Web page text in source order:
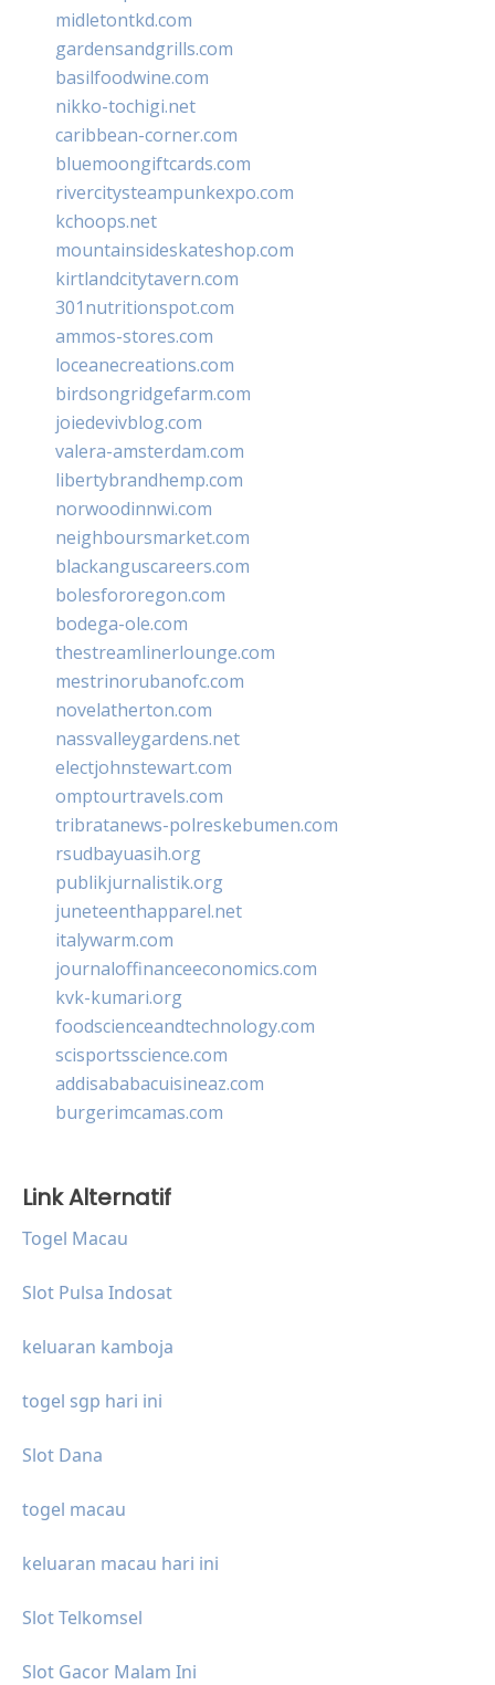
midletontkd.com
gardensandgrills.com
basilfoodwine.com
nikko-tochigi.net
caribbean-corner.com
bluemoongiftcards.com
rivercitysteampunkexpo.com
kchoops.net
mountainsideskateshop.com
kirtlandcitytavern.com
301nutritionspot.com
ammos-stores.com
loceanecreations.com
birdsongridgefarm.com
joiedevivblog.com
valera-amsterdam.com
libertybrandhemp.com
norwoodinnwi.com
neighboursmarket.com
blackanguscareers.com
bolesfororegon.com
bodega-ole.com
thestreamlinerlounge.com
mestrinorubanofc.com
novelatherton.com
nassvalleygardens.net
electjohnstewart.com
omptourtravels.com
tribratanews-polreskebumen.com
rsudbayuasih.org
publikjurnalistik.org
juneteenthapparel.net
italywarm.com
journaloffinanceeconomics.com
kvk-kumari.org
foodscienceandtechnology.com
scisportsscience.com
addisababacuisineaz.com
burgerimcamas.com
Link Alternatif
Togel Macau
Slot Pulsa Indosat
keluaran kamboja
togel sgp hari ini
Slot Dana
togel macau
keluaran macau hari ini
Slot Telkomsel
Slot Gacor Malam Ini